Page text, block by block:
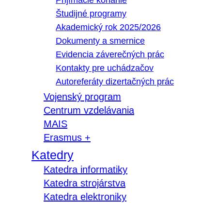
Študijné programy
Akademický rok 2025/2026
Dokumenty a smernice
Evidencia záverečných prác
Kontakty pre uchádzačov
Autoreferáty dizertačných prác
Vojenský program
Centrum vzdelávania
MAIS
Erasmus +
Katedry
Katedra informatiky
Katedra strojárstva
Katedra elektroniky